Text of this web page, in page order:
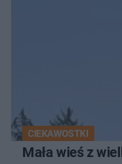
CIEKAWOSTKI
Mała wieś z